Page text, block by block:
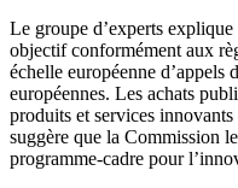
Le groupe d’experts
objectif conformément aux
échelle européenne d’appels
européennes. Les achats
produits et services
suggère que la Commission
programme-cadre pour